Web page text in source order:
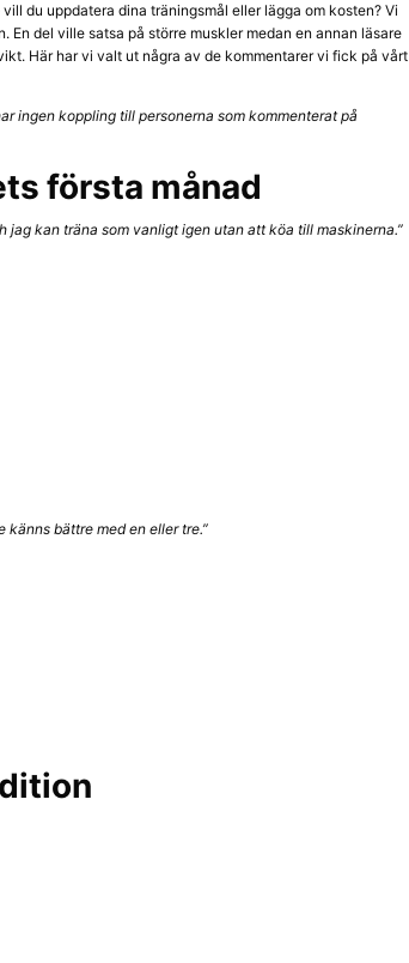
du uppdatera dina träningsmål eller lägga om kosten? Vi
En del ville satsa på större muskler medan en annan läsare
Här har vi valt ut några av de kommentarer vi fick på vårt
ingen koppling till personerna som kommenterat på
första månad
jag kan träna som vanligt igen utan att köa till maskinerna.”
känns bättre med en eller tre.”